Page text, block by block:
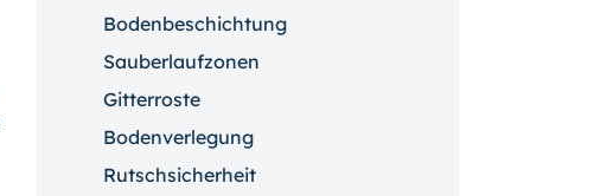
Bodenbeschichtung
Sauberlaufzonen
Gitterroste
Bodenverlegung
Rutschsicherheit